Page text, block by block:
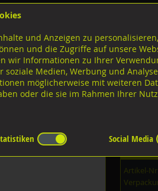
Artikel-
und Anzeigen zu
und die Zugriffe auf unsere
wir Informationen zu Ihrer
soziale Medien, Werbung und
möglicherweise mit weiteren
oder die sie im Rahmen Ihrer
Social Media